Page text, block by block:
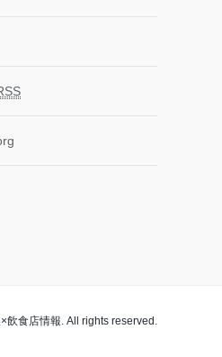
飲食店情報. All rights reserved.